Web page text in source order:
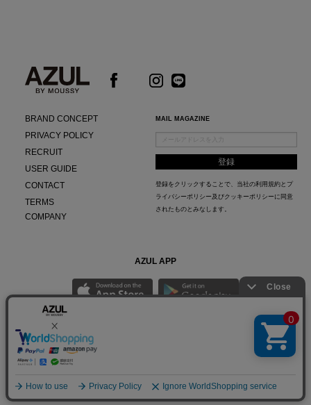
BRAND CONCEPT
PRIVACY POLICY
RECRUIT
USER GUIDE
CONTACT
TERMS
COMPANY
MAIL MAGAZINE
登録をクリックすることで、当社の利用規約 と プ
ライバシーポリシー及びクッキーポリシー に同意
されたものとみなします。
AZUL APP
最新ニュースやスタイリング紹介までAZUL BY MOUSSYのお得な情報がいち早くチェック
© Baroque Japan Limited.